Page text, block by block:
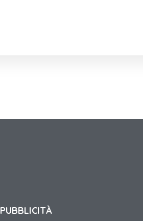
PUBBLICITÀ